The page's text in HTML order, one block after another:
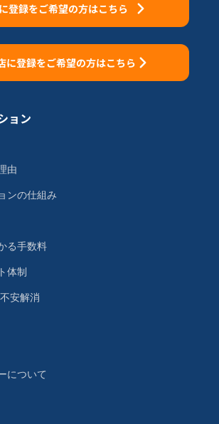
登録をご希望の方はこちら
に登録をご希望の方はこちら
ョン
由
ンの仕組み
る手数料
体制
安解消
について